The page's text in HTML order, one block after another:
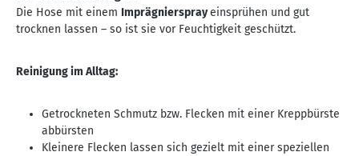
Die Hose mit einem Imprägniersprayeinsprühen und gut
trocknen lassen – so ist sie vor Feuchtigkeit geschützt.
Reinigung im Alltag:
Getrockneten Schmutz bzw. Flecken mit einer Kreppbürste
abbürsten
Kleinere Flecken lassen sich gezielt mit einer speziellen